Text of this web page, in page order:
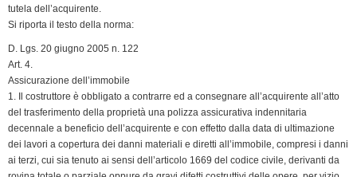
tutela dell’acquirente.
Si riporta il testo della norma:
D. Lgs. 20 giugno 2005 n. 122
Art. 4.
Assicurazione dell’immobile
1. Il costruttore è obbligato a contrarre ed a consegnare all’acquirente all’atto
del trasferimento della proprietà una polizza assicurativa indennitaria
decennale a beneficio dell’acquirente e con effetto dalla data di ultimazione
dei lavori a copertura dei danni materiali e diretti all’immobile, compresi i danni
ai terzi, cui sia tenuto ai sensi dell’articolo 1669 del codice civile, derivanti da